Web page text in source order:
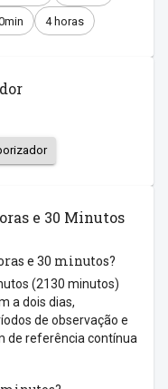
4 horas
e 30 Minutos
e 30 minutos?
(2130 minutos)
a dois dias,
de observação e
de referência contínua